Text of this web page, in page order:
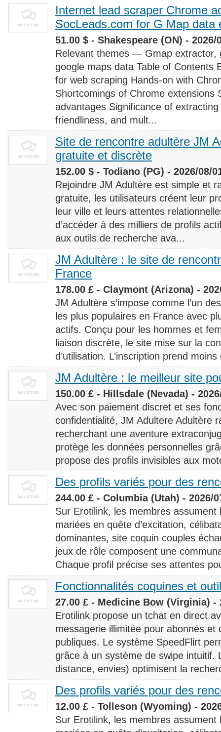
Internet lead scraper Chrome
SocLeads.com for G Map data
51.00 $ - Shakespeare (ON) - 2026/
Relevant themes — Gmap extractor,
google maps data Table of Contents
for web scraping Hands-on with
Shortcomings of Chrome extensions
advantages Significance of
friendliness, and mult...
Site de rencontre adultère JM
gratuite et discrète
152.00 $ - Todiano (PG) - 2026/08/
Rejoindre JM Adultère est simple et
gratuite, les utilisateurs créent leur
leur ville et leurs attentes
d’accéder à des milliers de profils
aux outils de recherche ava...
JM Adultère : le site de
France
178.00 £ - Claymont (Arizona) -
JM Adultère s’impose comme l’un
les plus populaires en France avec
actifs. Conçu pour les hommes et
liaison discrète, le site mise sur la
d’utilisation. L’inscription prend
JM Adultère : le meilleur site
150.00 £ - Hillsdale (Nevada) -
Avec son paiement discret et ses
confidentialité, JM Adultere Adultère
recherchant une aventure
protège les données personnelles
propose des profils invisibles aux
Des profils variés pour des
244.00 £ - Columbia (Utah) - 2026/
Sur Erotilink, les membres
mariées en quête d’excitation,
dominantes, site coquin couples
jeux de rôle composent une
Chaque profil précise ses attentes
Fonctionnalités coquines et
27.00 £ - Medicine Bow (Virginia) -
Erotilink propose un tchat en direct
messagerie illimitée pour abonnés et
publiques. Le système SpeedFlirt
grâce à un système de swipe intuitif.
distance, envies) optimisent la
Des profils variés pour des
12.00 £ - Tolleson (Wyoming) -
Sur Erotilink, les membres